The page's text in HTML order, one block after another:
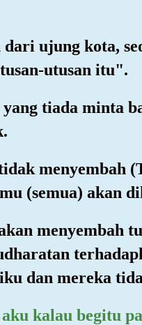
dari ujung kota,
utusan itu".
tiada minta
menyembah
(semua) akan
menyembah
dan mereka
kalau begitu